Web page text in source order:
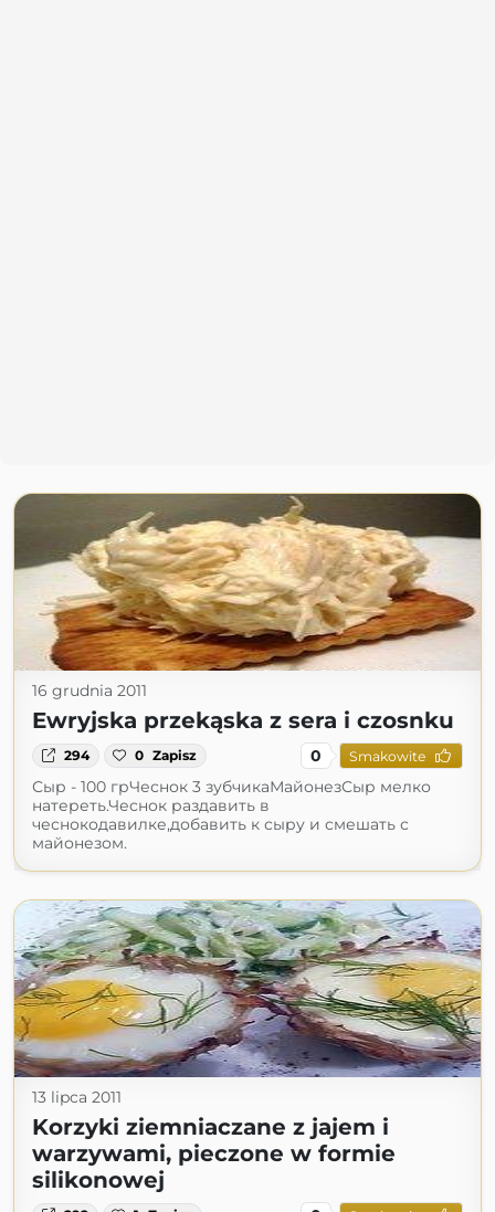
16 grudnia 2011
Ewryjska przekąska z sera i czosnku
294 0 Zapisz 0 Smakowite
Сыр - 100 грЧеснок 3 зубчикаМайонезСыр мелко
натереть.Чеснок раздавить в
чеснокодавилке,добавить к сыру и смешать с
майонезом.
13 lipca 2011
Korzyki ziemniaczane z jajem i
warzywami, pieczone w formie
silikonowej